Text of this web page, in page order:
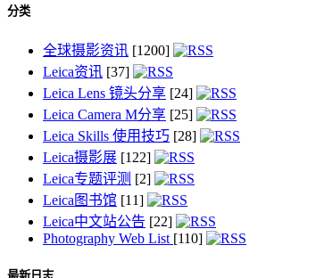
分类
全球摄影资讯 [1200]
Leica资讯 [37]
Leica Lens 镜头分享 [24]
Leica Camera M分享 [25]
Leica Skills 使用技巧 [28]
Leica摄影展 [122]
Leica专题评测 [2]
Leica图书馆 [11]
Leica中文站公告 [22]
Photography Web List [110]